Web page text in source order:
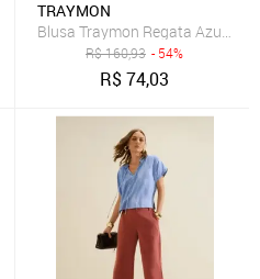
TRAYMON
Blusa Traymon Regata Azul
R$160,93 - 54%
R$74,03